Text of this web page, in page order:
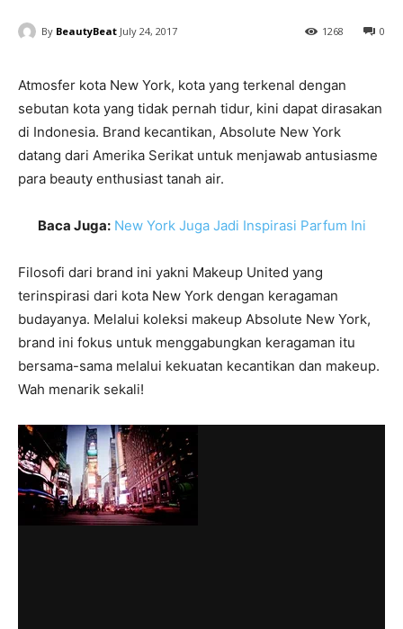
By BeautyBeat July 24, 2017 0
1268
Atmosfer kota New York, kota yang terkenal dengan
sebutan kota yang tidak pernah tidur, kini dapat dirasakan
di Indonesia. Brand kecantikan, Absolute New York
datang dari Amerika Serikat untuk menjawab antusiasme
para beauty enthusiast tanah air.
Baca Juga: New York Juga Jadi Inspirasi Parfum Ini
Filosofi dari brand ini yakni Makeup United yang
terinspirasi dari kota New York dengan keragaman
budayanya. Melalui koleksi makeup Absolute New York,
brand ini fokus untuk menggabungkan keragaman itu
bersama-sama melalui kekuatan kecantikan dan makeup.
Wah menarik sekali!